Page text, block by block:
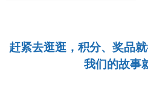
赶紧去逛逛，积分、奖品
我们的故事